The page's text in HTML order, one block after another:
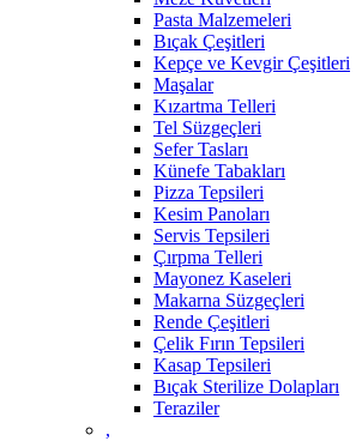
Pasta Malzemeleri
Bıçak Çeşitleri
Kepçe ve Kevgir Çeşitleri
Maşalar
Kızartma Telleri
Tel Süzgeçleri
Sefer Tasları
Künefe Tabakları
Pizza Tepsileri
Kesim Panoları
Servis Tepsileri
Çırpma Telleri
Mayonez Kaseleri
Makarna Süzgeçleri
Rende Çeşitleri
Çelik Fırın Tepsileri
Kasap Tepsileri
Bıçak Sterilize Dolapları
Teraziler
,